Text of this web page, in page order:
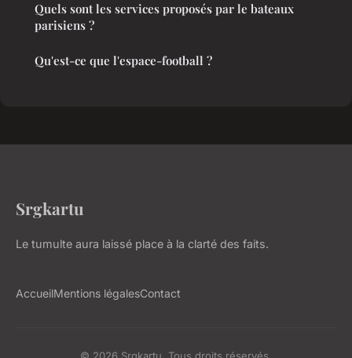
Quels sont les services proposés par le bateaux
parisiens ?
Qu'est-ce que l'espace-football ?
Srgkartu
Le tumulte aura laissé place à la clarté des faits.
AccueilMentions légalesContact